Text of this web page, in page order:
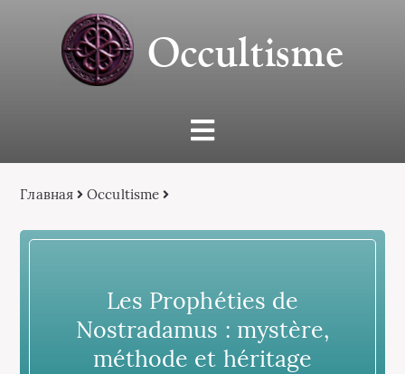
Occultisme
Главная Occultisme
Les Prophéties de
Nostradamus : mystère,
méthode et héritage